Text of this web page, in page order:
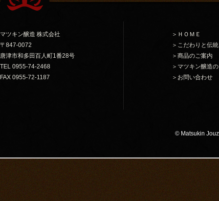
マツキン醸造 株式会社
〒847-0072
唐津市和多田百人町1番28号
TEL 0955-74-2468
FAX 0955-72-1187
＞ＨＯＭＥ
＞こだわりと伝統
＞商品のご案内
＞マツキン醸造
＞お問い合わせ
© Matsukin